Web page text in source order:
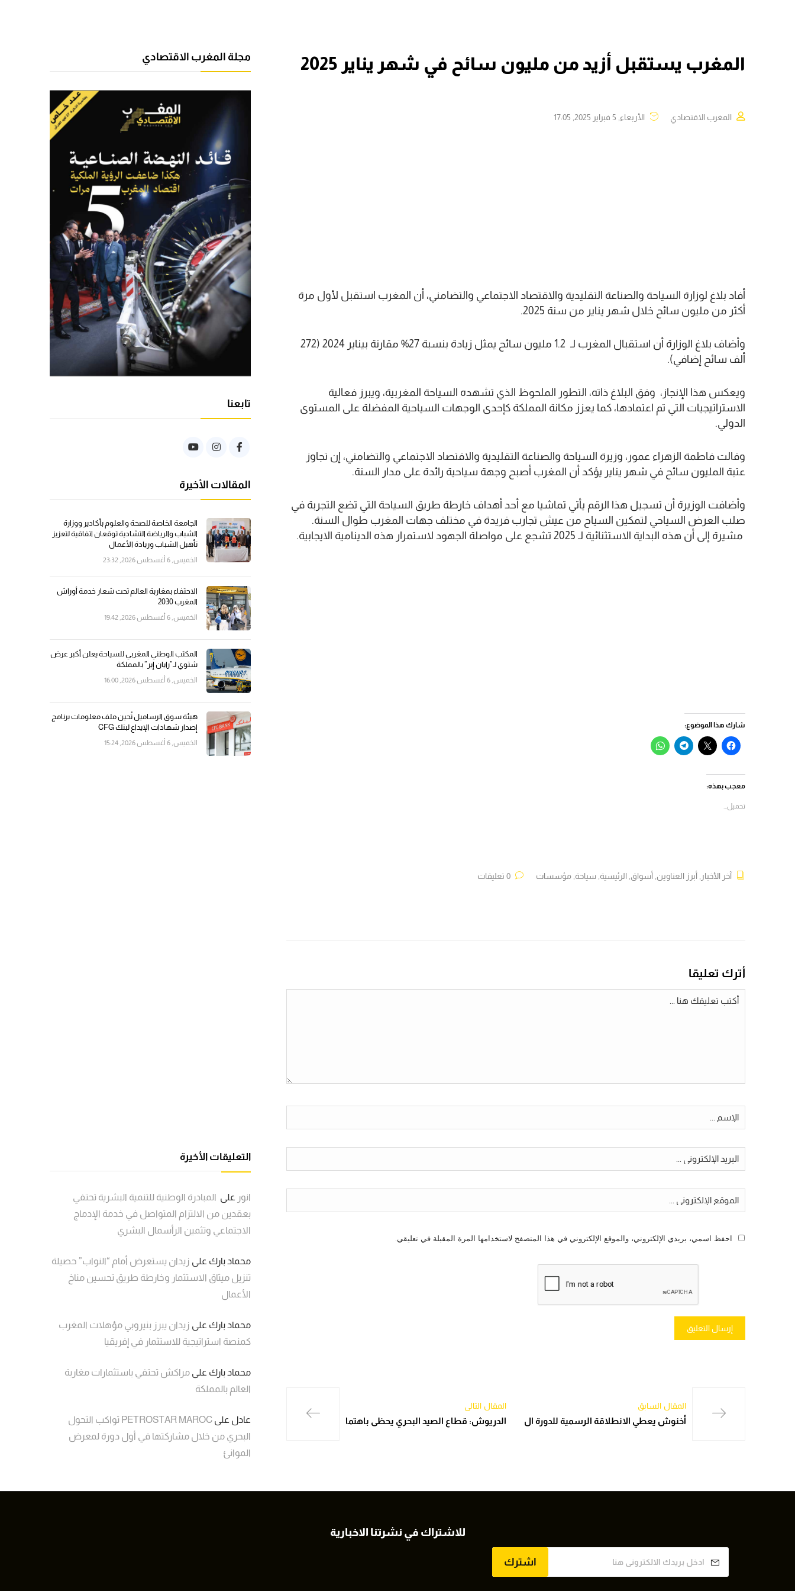
المغرب يستقبل أزيد من مليون سائح في شهر يناير 2025
المغرب الاقتصادي الأربعاء, 5 فبراير 2025, 17:05
أفاد بلاغ لوزارة السياحة والصناعة التقليدية والاقتصاد الاجتماعي والتضامني، أن المغرب استقبل لأول مرة
أكثر من مليون سائح خلال شهر يناير من سنة 2025.
وأضاف بلاغ الوزارة أن استقبال المغرب لـ 1.2 مليون سائح يمثل زيادة بنسبة 27% مقارنة بيناير 2024 (272
ألف سائح إضافي).
ويعكس هذا الإنجاز، وفق البلاغ ذاته، التطور الملحوظ الذي تشهده السياحة المغربية، ويبرز فعالية
الاستراتيجيات التي تم اعتمادها، كما يعزز مكانة المملكة كإحدى الوجهات السياحية المفضلة على المستوى
الدولي.
وقالت فاطمة الزهراء عمور، وزيرة السياحة والصناعة التقليدية والاقتصاد الاجتماعي والتضامني، إن تجاوز
عتبة المليون سائح في شهر يناير يؤكد أن المغرب أصبح وجهة سياحية رائدة على مدار السنة.
وأضافت الوزيرة أن تسجيل هذا الرقم يأتي تماشيا مع أحد أهداف خارطة طريق السياحة التي تضع التجربة في
صلب العرض السياحي لتمكين السياح من عيش تجارب فريدة في مختلف جهات المغرب طوال السنة.
مشيرة إلى أن هذه البداية الاستثنائية لـ 2025 تشجع على مواصلة الجهود لاستمرار هذه الدينامية الايجابية.
شارك هذا الموضوع:
انقر
للمشاركة
(فتح
في
نافذة
النقر
للمشاركة
انقر
للمشاركة
انقر
للمشاركة
معجب بهذه:
تحميل...
آخر الأخبار أبرز العناوين أسواق الرئيسية سياحة مؤسسات
أترك تعليقا
احفظ اسمي، بريدي الإلكتروني، والموقع الإلكتروني في هذا المتصفح لاستخدامها المرة المقبلة في تعليقي.
المقال السابق
أخنوش يعطي الانطلاقة الرسمية للدورة ال
المقال التالي
الدريوش: قطاع الصيد البحري يحظى باهتما
مجلة المغرب الاقتصادي
تابعنا
المقالات الأخيرة
الجامعة الخاصة للصحة والعلوم بأكادير ووزارة
الشباب والرياضة التشادية توقعان اتفاقية لتعزيز
تأهيل الشباب وريادة الأعمال
الخميس, 6 أغسطس 2026, 23:32
الاحتفاء بمغاربة العالم تحت شعار خدمة أوراش
المغرب 2030
الخميس, 6 أغسطس 2026, 19:42
المكتب الوطني المغربي للسياحة يعلن أكبر عرض
شتوي لـ”رايان إير” بالمملكة
الخميس, 6 أغسطس 2026, 16:00
هيئة سوق الرساميل تُحين ملف معلومات برنامج
إصدار شهادات الإيداع لبنك CFG
الخميس, 6 أغسطس 2026, 15:24
التعليقات الأخيرة
انور على المبادرة الوطنية للتنمية البشرية تحتفي
بعقدين من الالتزام المتواصل في خدمة الإدماج
الاجتماعي وتثمين الرأسمال البشري
محماد بارك على زيدان يستعرض أمام “النواب” حصيلة
تنزيل ميثاق الاستثمار وخارطة طريق تحسين مناخ
الأعمال
محماد بارك على زيدان يبرز بنيروبي مؤهلات المغرب
كمنصة استراتيجية للاستثمار في إفريقيا
محماد بارك على مراكش تحتفي باستثمارات مغاربة
العالم بالمملكة
عادل على
PETROSTAR MAROC تواكب التحول
البحري من خلال مشاركتها في أول دورة لمعرض
الموانئ
للاشتراك في نشرتنا الاخبارية
اشترك